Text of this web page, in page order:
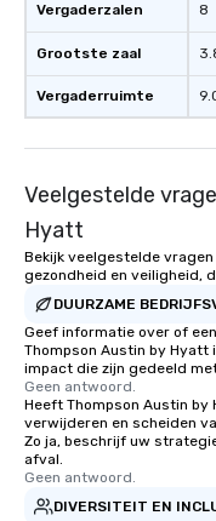
Vergaderzalen
Grootste zaal
Vergaderruimte
8
Veelgestelde
Hyatt
Bekijk veelgestelde
gezondheid en veiligheid,
DUURZAME
Geef informatie over of
Thompson Austin by Hyatt
impact die zijn gedeeld
Geen antwoord.
Heeft Thompson Austin
verwijderen en scheiden
Zo ja, beschrijf uw
afval.
Geen antwoord.
DIVERSITEIT EN